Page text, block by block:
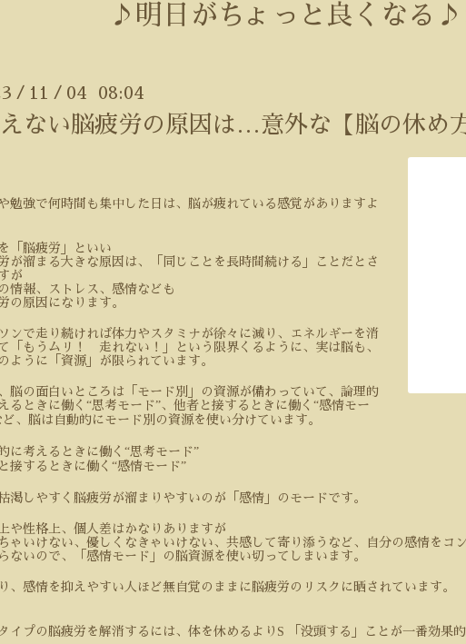
♪明日がちょっと良くなる♪
/ 11 / 04 08:04
ない脳疲労の原因は…意外な【脳の休め
勉強で何時間も集中した日は、脳が疲れている感覚がありますよ
「脳疲労」といい
が溜まる大きな原因は、「同じことを長時間続ける」ことだとさ
が
情報、ストレス、感情なども
の原因になります。
ンで走り続ければ体力やスタミナが徐々に減り、エネルギーを消
「もうムリ！ 走れない！」という限界くるように、実は脳も、
ように「資源」が限られています。
脳の面白いところは「モード別」の資源が備わっていて、論理的
るときに働く “思考モード”、他者と接するときに働く “感情モー
ど、脳は自動的にモード別の資源を使い分けています。
に考えるときに働く “思考モード”
接するときに働く “感情モード”
渇しやすく脳疲労が溜まりやすいのが「感情」のモードです。
や性格上、個人差はかなりありますが
ゃいけない、優しくなきゃいけない、共感して寄り添うなど、自分の感情を
ないので、「感情モード」の脳資源を使い切ってしまいます。
、感情を抑えやすい人ほど無自覚のままに脳疲労のリスクに晒されています。
イプの脳疲労を解消するには、体を休めるより S 「没頭する」ことが一番効果